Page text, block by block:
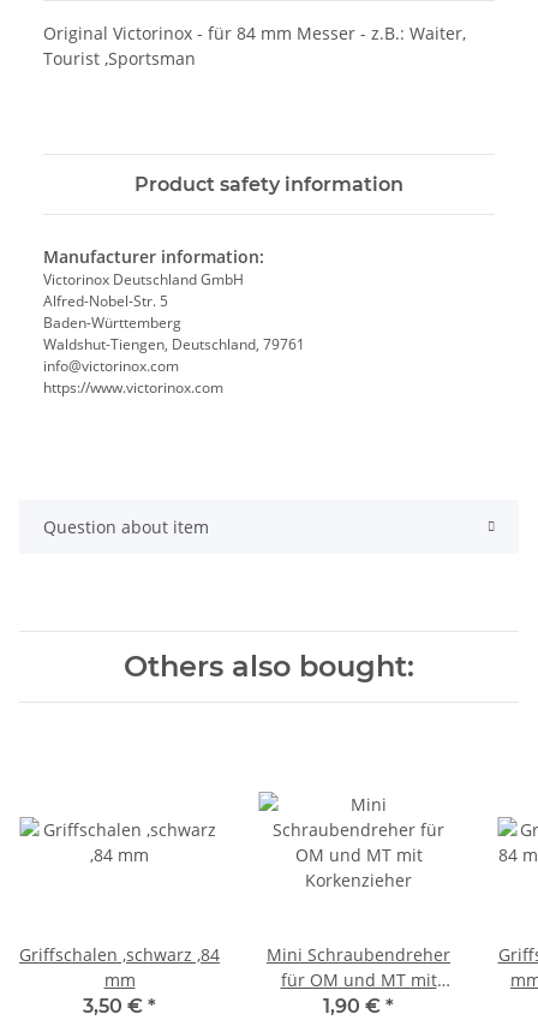
Original Victorinox - für 84 mm Messer - z.B.: Waiter,
Tourist ,Sportsman
Product safety information
Manufacturer information:
Victorinox Deutschland GmbH
Alfred-Nobel-Str. 5
Baden-Württemberg
Waldshut-Tiengen, Deutschland, 79761
info@victorinox.com
https://www.victorinox.com
Question about item
Others also bought:
Griffschalen ,schwarz ,84
mm
3,50 € *
Mini Schraubendreher
für OM und MT mit
Korkenzieher
1,90 € *